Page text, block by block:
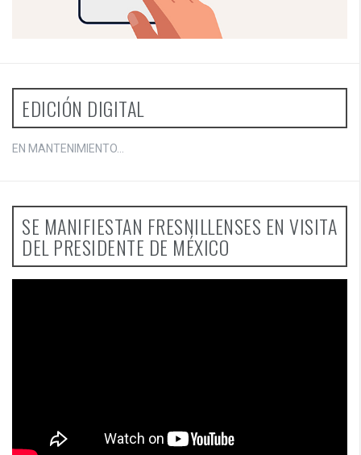
EDICIÓN DIGITAL
EN MANTENIMIENTO...
SE MANIFIESTAN FRESNILLENSES EN VISITA
DEL PRESIDENTE DE MÉXICO